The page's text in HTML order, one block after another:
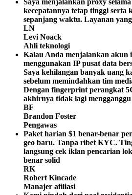
Saya menjalankan proxy
kecepatannya tetap tinggi serta
sepanjang waktu. Layanan
LN
Levi Noack
Ahli teknologi
Kalau Anda menjalankan akun
menggunakan IP pusat data
Saya kehilangan banyak uang
sebelum memindahkan tim
Dengan fingerprint perangkat
akhirnya tidak lagi
BF
Brandon Foster
Pengawas
Paket harian $1 benar-benar
geo baru. Tanpa ribet KYC.
langsung cek iklan pencarian
benar solid
RK
Robert Kincade
Manajer afiliasi